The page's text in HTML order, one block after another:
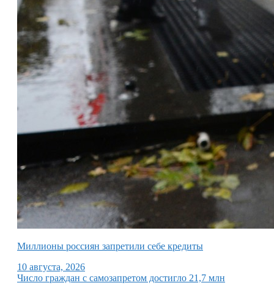
Миллионы россиян запретили себе кредиты
10 августа, 2026
Число граждан с самозапретом достигло 21,7 млн